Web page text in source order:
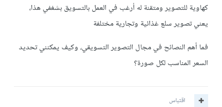
كهاوية للتصوير ومتقنة له أرغب في العمل بالتسويق بشغفي هذا،
يعني تصوير سلع غذائية وتجارية مختلفة
فما أهم النصائح في مجال التصوير التسويقي، وكيف يمكنني تحديد
السعر المناسب لكل صورة؟
اقتباس